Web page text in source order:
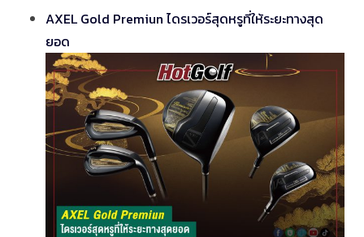
AXEL Gold Premiun ไดรเวอร์สุดหรูที่ให้ระยะทางสุด
ยอด